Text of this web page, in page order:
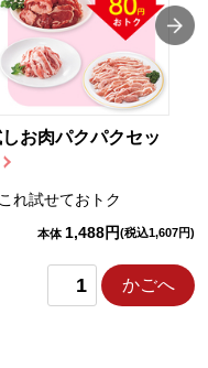
お肉パクパクセッ
れ試せておトク
本体 1,488円(税込1,607円)
かごへ